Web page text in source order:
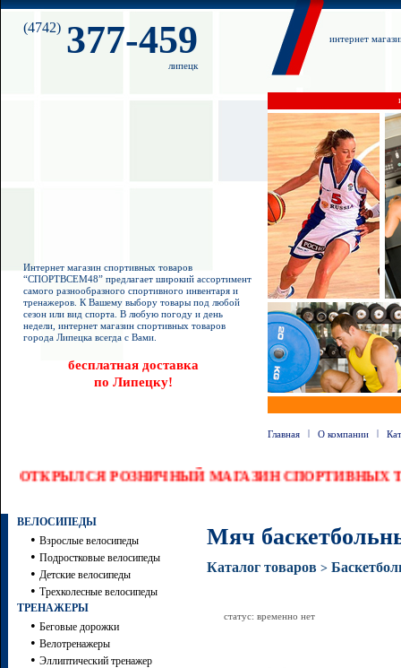
(4742) 377-459
липецк
интернет
Интернет магазин спортивных товаров
“СПОРТВСЕМ48” предлагает широкий ассортимент
самого разнообразного спортивного инвентаря и
тренажеров. К Вашему выбору товары под любой
сезон или вид спорта. В любую погоду и день
недели, интернет магазин спортивных товаров
города Липецка всегда с Вами.
бесплатная доставка
по Липецку!
Главная | О компании |
ОТКРЫЛСЯ РОЗНИЧНЫЙ МАГАЗИН
ВЕЛОСИПЕДЫ
• Взрослые велосипеды
• Подростковые велосипеды
• Детские велосипеды
• Трехколесные велосипеды
ТРЕНАЖЕРЫ
• Беговые дорожки
• Велотренажеры
• Эллиптический тренажер
Мяч
Каталог товаров >
статус: временно нет